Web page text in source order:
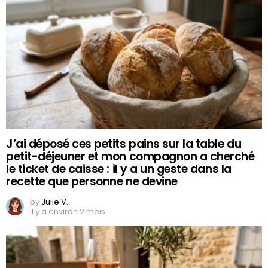
J’ai déposé ces petits pains sur la table du
petit-déjeuner et mon compagnon a cherché
le ticket de caisse : il y a un geste dans la
recette que personne ne devine
by Julie V.
il y a environ 2 mois